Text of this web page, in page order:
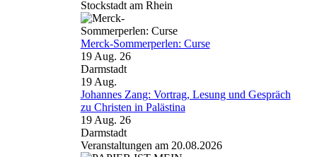
Stockstadt am Rhein
Merck-Sommerperlen: Curse
19 Aug. 26
Darmstadt
19 Aug.
Johannes Zang: Vortrag, Lesung und Gespräch
zu Christen in Palästina
19 Aug. 26
Darmstadt
Veranstaltungen am 20.08.2026